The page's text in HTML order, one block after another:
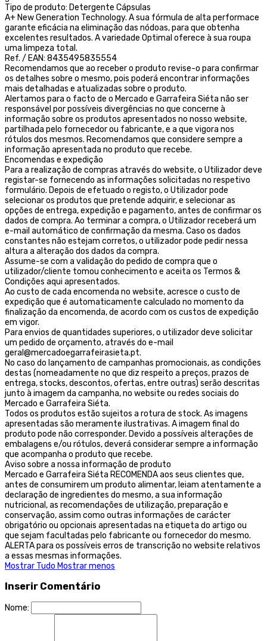
Tipo de produto: Detergente Cápsulas
A+ New Generation Technology. A sua fórmula de alta performace
garante eficácia na eliminação das nódoas, para que obtenha
excelentes resultados. A variedade Optimal oferece à sua roupa
uma limpeza total.
Ref. / EAN: 8435495835554
Recomendamos que ao receber o produto revise-o para confirmar
os detalhes sobre o mesmo, pois poderá encontrar informações
mais detalhadas e atualizadas sobre o produto.
Alertamos para o facto de o Mercado e Garrafeira Siéta não ser
responsável por possíveis divergências no que concerne à
informação sobre os produtos apresentados no nosso website,
partilhada pelo fornecedor ou fabricante, e a que vigora nos
rótulos dos mesmos. Recomendamos que considere sempre a
informação apresentada no produto que recebe.
Encomendas e expedição
Para a realização de compras através do website, o Utilizador deve
registar-se fornecendo as informações solicitadas no respetivo
formulário. Depois de efetuado o registo, o Utilizador pode
selecionar os produtos que pretende adquirir, e selecionar as
opções de entrega, expedição e pagamento, antes de confirmar os
dados de compra. Ao terminar a compra, o Utilizador receberá um
e-mail automático de confirmação da mesma. Caso os dados
constantes não estejam corretos, o utilizador pode pedir nessa
altura a alteração dos dados da compra.
Assume-se com a validação do pedido de compra que o
utilizador/cliente tomou conhecimento e aceita os Termos &
Condições aqui apresentados.
Ao custo de cada encomenda no website, acresce o custo de
expedição que é automaticamente calculado no momento da
finalização da encomenda, de acordo com os custos de expedição
em vigor.
Para envios de quantidades superiores, o utilizador deve solicitar
um pedido de orçamento, através do e-mail
geral@mercadoegarrafeirasieta.pt.
No caso do lançamento de campanhas promocionais, as condições
destas (nomeadamente no que diz respeito a preços, prazos de
entrega, stocks, descontos, ofertas, entre outras) serão descritas
junto à imagem da campanha, no website ou redes sociais do
Mercado e Garrafeira Siéta.
Todos os produtos estão sujeitos a rotura de stock. As imagens
apresentadas são meramente ilustrativas. A imagem final do
produto pode não corresponder. Devido a possíveis alterações de
embalagens e/ou rótulos, deverá considerar sempre a informação
que acompanha o produto que recebe.
Aviso sobre a nossa informação de produto
Mercado e Garrafeira Siéta RECOMENDA aos seus clientes que,
antes de consumirem um produto alimentar, leiam atentamente a
declaração de ingredientes do mesmo, a sua informação
nutricional, as recomendações de utilização, preparação e
conservação, assim como outras informações de carácter
obrigatório ou opcionais apresentadas na etiqueta do artigo ou
que sejam facultadas pelo fabricante ou fornecedor do mesmo.
ALERTA para os possíveis erros de transcrição no website relativos
a essas mesmas informações.
Mostrar Tudo Mostrar menos
Inserir Comentário
Nome: